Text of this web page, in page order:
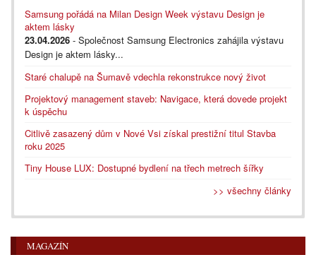
Samsung pořádá na Milan Design Week výstavu Design je
aktem lásky
23.04.2026 - Společnost Samsung Electronics zahájila výstavu
Design je aktem lásky...
Staré chalupě na Šumavě vdechla rekonstrukce nový život
Projektový management staveb: Navigace, která dovede projekt
k úspěchu
Citlivě zasazený dům v Nové Vsi získal prestižní titul Stavba
roku 2025
Tiny House LUX: Dostupné bydlení na třech metrech šířky
>> všechny články
MAGAZÍN